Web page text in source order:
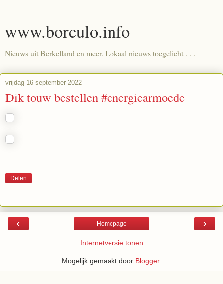
www.borculo.info
Nieuws uit Berkelland en meer. Lokaal nieuws toegelicht . . .
vrijdag 16 september 2022
Dik touw bestellen #energiearmoede
Delen
‹ ›
Homepage
Internetversie tonen
Mogelijk gemaakt door Blogger.